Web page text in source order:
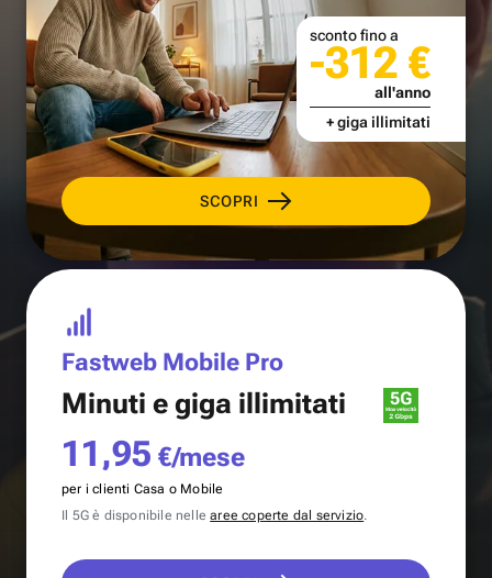
SCOPRI
sconto fino a
-312 €
all'anno
+ giga illimitati
Fastweb Mobile Pro
Minuti e giga illimitati
11,95 €/mese
per i clienti Casa o Mobile
Il 5G è disponibile nellearee coperte dal servizio.